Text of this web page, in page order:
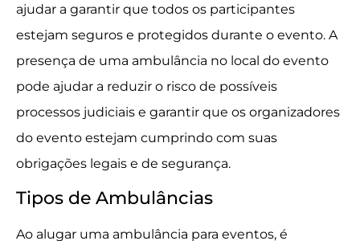
ajudar a garantir que todos os participantes
estejam seguros e protegidos durante o evento. A
presença de uma ambulância no local do evento
pode ajudar a reduzir o risco de possíveis
processos judiciais e garantir que os organizadores
do evento estejam cumprindo com suas
obrigações legais e de segurança.
Tipos de Ambulâncias
Ao alugar uma ambulância para eventos, é